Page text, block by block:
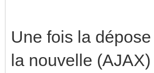
Une fois la
la nouvelle